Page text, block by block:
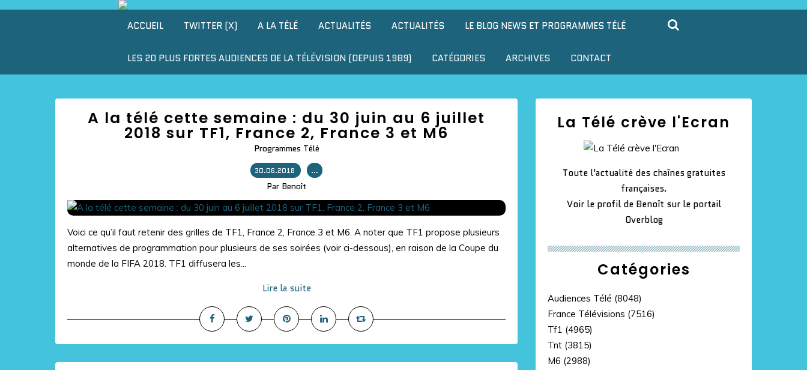
ACCUEIL TWITTER (X) A LA TÉLÉ ACTUALITÉS ACTUALITÉS LE BLOG NEWS ET PROGRAMMES TÉLÉ
LES 20 PLUS FORTES AUDIENCES DE LA TÉLÉVISION (DEPUIS 1989) CATÉGORIES ARCHIVES CONTACT
A la télé cette semaine : du 30 juin au 6 juillet
2018 sur TF1, France 2, France 3 et M6
Programmes Télé
30.06.2018 …
Par Benoît
Voici ce qu’il faut retenir des grilles de TF1, France 2, France 3 et M6. A noter que TF1 propose plusieurs
alternatives de programmation pour plusieurs de ses soirées (voir ci-dessous), en raison de la Coupe du
monde de la FIFA 2018. TF1 diffusera les...
Lire la suite
Catégories
Audiences Télé (8048)
France Télévisions (7516)
Tf1 (4965)
Tnt (3815)
M6 (2988)
La Télé crève l'Ecran
Toute l'actualité des chaînes gratuites
françaises.
Voir le profil de Benoît sur le portail
Overblog